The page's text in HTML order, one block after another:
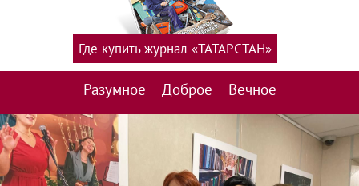
Разумное Доброе Вечное
Где купить журнал «ТАТАРСТАН»